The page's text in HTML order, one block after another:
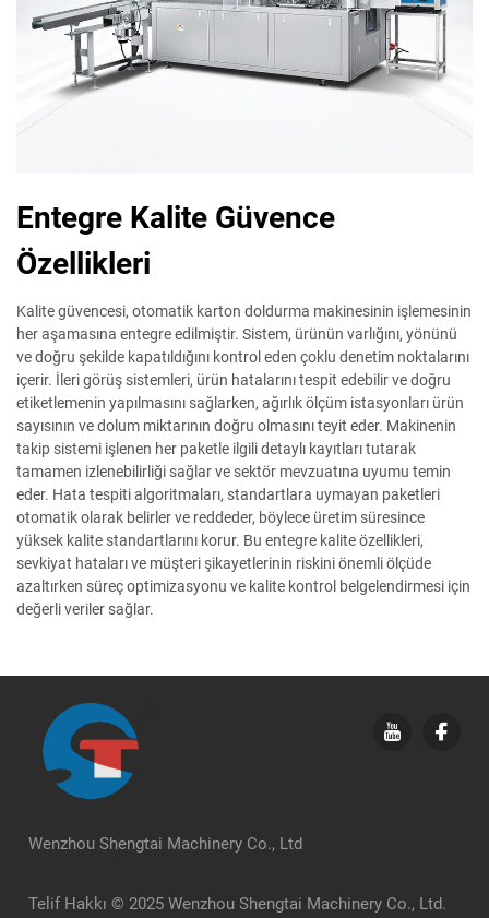
Entegre Kalite Güvence
Özellikleri
Kalite güvencesi, otomatik karton doldurma makinesinin işlemesinin
her aşamasına entegre edilmiştir. Sistem, ürünün varlığını, yönünü
ve doğru şekilde kapatıldığını kontrol eden çoklu denetim noktalarını
içerir. İleri görüş sistemleri, ürün hatalarını tespit edebilir ve doğru
etiketlemenin yapılmasını sağlarken, ağırlık ölçüm istasyonları ürün
sayısının ve dolum miktarının doğru olmasını teyit eder. Makinenin
takip sistemi işlenen her paketle ilgili detaylı kayıtları tutarak
tamamen izlenebilirliği sağlar ve sektör mevzuatına uyumu temin
eder. Hata tespiti algoritmaları, standartlara uymayan paketleri
otomatik olarak belirler ve reddeder, böylece üretim süresince
yüksek kalite standartlarını korur. Bu entegre kalite özellikleri,
sevkiyat hataları ve müşteri şikayetlerinin riskini önemli ölçüde
azaltırken süreç optimizasyonu ve kalite kontrol belgelendirmesi için
değerli veriler sağlar.
Wenzhou Shengtai Machinery Co., Ltd
Telif Hakkı © 2025 Wenzhou Shengtai Machinery Co., Ltd.